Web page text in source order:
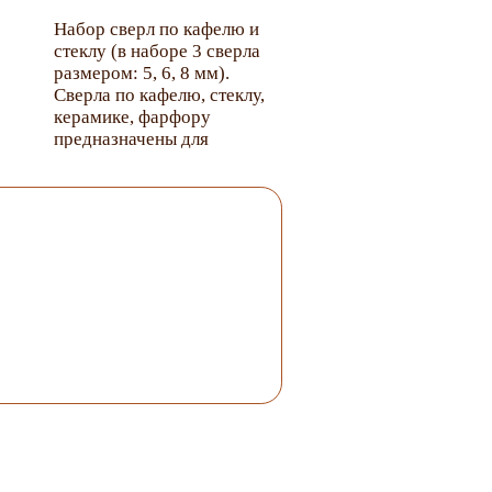
Набор cверл по кафелю и
стеклу (в наборе 3 сверла
размером: 5, 6, 8 мм).
Сверла по кафелю, стеклу,
керамике, фарфору
предназначены для
в этих материалах на
кромками. Шестигранный